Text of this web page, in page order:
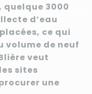
quelque 3000
d’eau
ce qui
volume de neuf
veut
sites
une